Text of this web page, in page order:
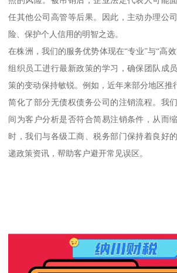
任其他公司高管等后果。因此，主动办理公
险、保护个人信用的明智之选。
在株洲，我们的服务优势体现在“专业”与“高
组织员工进行最新政策的学习，确保团队成
策的变动保持敏锐。例如，近年来部分地区推
简化了部分无债权债务公司的注销流程。我
间为客户分析是否符合简易注销条件，从而
时，我们与各级工商、税务部门保持着良好
递政策资讯，帮助客户避开常见误区。